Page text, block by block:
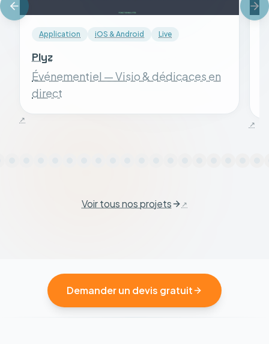
Application iOS & Android Live
Plyz
Événementiel — Visio & dédicaces en
direct
Voir tous nos projets
Demander un devis gratuit